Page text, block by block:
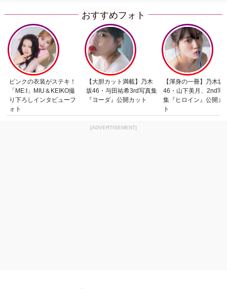
おすすめフォト
ピンクの衣装がステキ！
「ME:I」MIU＆KEIKO撮
り下ろしインタビューフ
ォト
【大胆カット満載】乃木
坂46・与田祐希3rd写真集
『ヨーダ』公開カット
【渾身の一冊】乃木坂
46・山下美月、2nd写
集『ヒロイン』公開カ
ト
[ADVERTISEMENT]